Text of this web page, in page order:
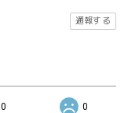
通報する
0 0